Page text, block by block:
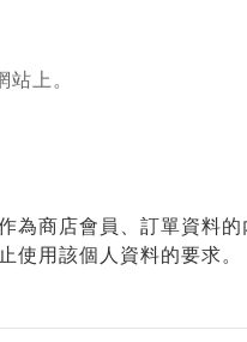
上。
商店會員、訂單資料的
使用該個人資料的要求。